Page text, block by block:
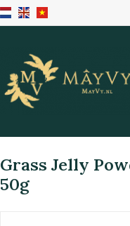
Grass Jelly
50g